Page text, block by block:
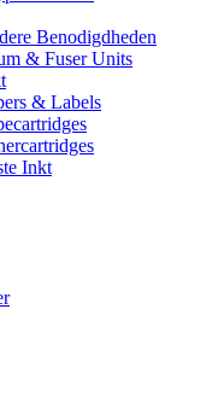
Benodigdheden
& Fuser Units
& Labels
Inkt